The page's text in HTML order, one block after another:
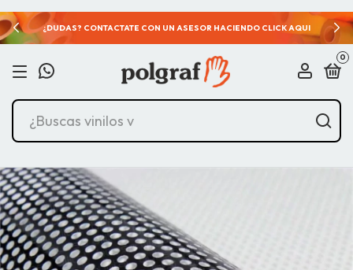
¿DUDAS? CONTACTATE CON UN ASESOR HACIENDO CLICK AQUI
0